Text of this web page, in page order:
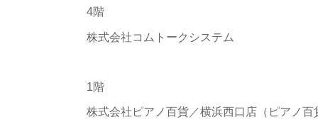
4階
株式会社コムトークシステム
1階
株式会社ピアノ百貨／横浜西口店（ピアノ百